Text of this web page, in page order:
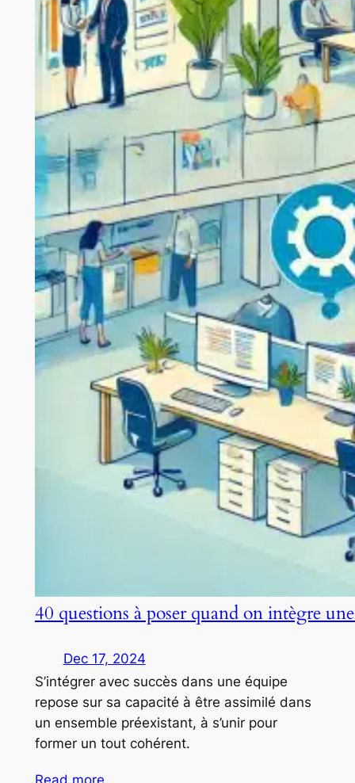
40 questions à poser quand on intègre
Dec 17, 2024
S’intégrer avec succès dans une équipe
repose sur sa capacité à être assimilé dans
un ensemble préexistant, à s’unir pour
former un tout cohérent.
Read more